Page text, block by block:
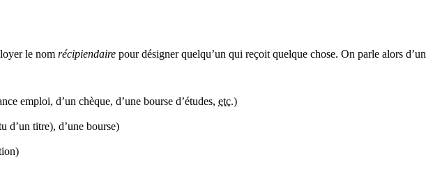
le nom récipiendaire pour désigner quelqu’un qui reçoit quelque chose. On parle alors d’un
emploi, d’un chèque, d’une bourse d’études, etc.)
d’un titre), d’une bourse)